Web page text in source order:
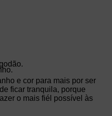
e cor para mais por ser
ficar tranquila, porque
o mais fiél possível às